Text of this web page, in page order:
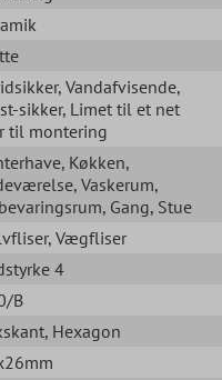
, Vandafvisende,
sikker, Limet til et net
til montering
, Køkken,
, Vaskerum,
, Gang, Stue
, Vægfliser
4
B
, Hexagon